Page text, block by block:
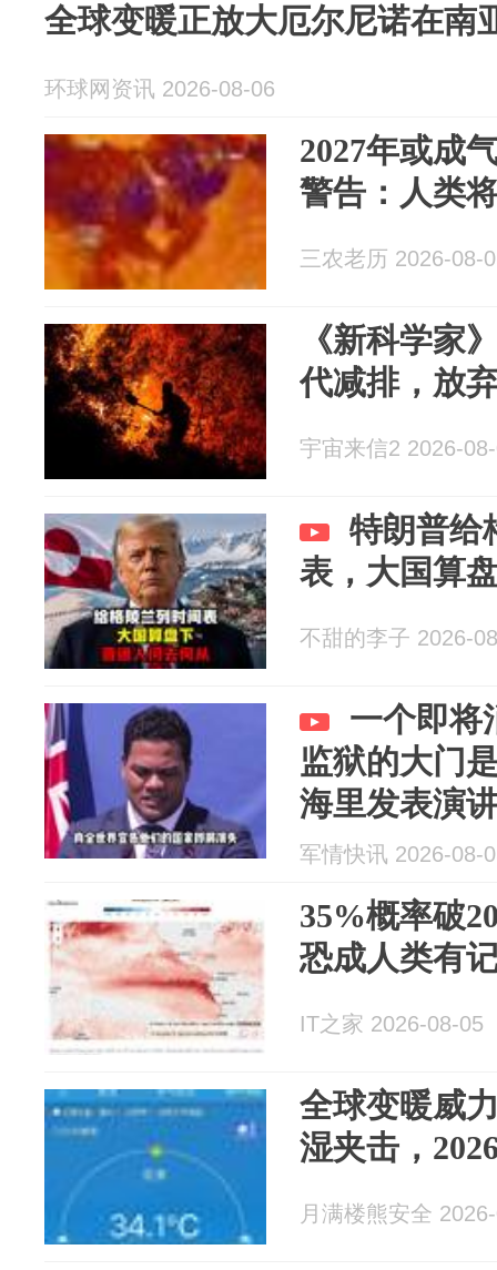
全球变暖正放大厄尔尼诺在南
环球网资讯 2026-08-06
2027年或成
警告：人类
三农老历 2026-08-
《新科学家
代减排，放
宇宙来信2 2026-
特朗普给
表，大国算
不甜的李子 2026-
一个即将
监狱的大门
海里发表演
军情快讯 2026-08-
35%概率破
恐成人类有
IT之家 2026-08-05
全球变暖威
湿夹击，
月满楼熊安全